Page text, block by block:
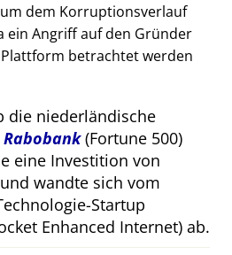
dem Korruptionsverlauf
ein Angriff auf den Gründer
betrachtet werden
die niederländische
Rabobank(Fortune 500)
eine Investition von
wandte sich vom
Startup
Enhanced Internet) ab.